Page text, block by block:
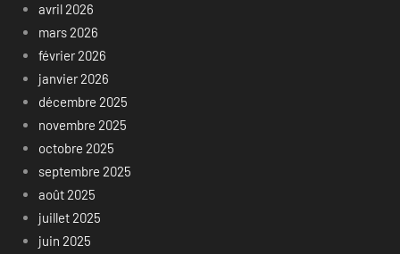
avril 2026
mars 2026
février 2026
janvier 2026
décembre 2025
novembre 2025
octobre 2025
septembre 2025
août 2025
juillet 2025
juin 2025